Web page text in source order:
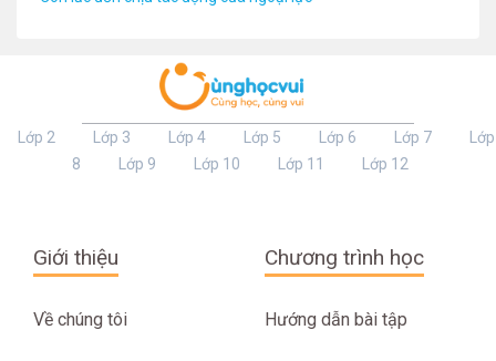
Lớp 2 Lớp 3 Lớp 4 Lớp 5 Lớp 6 Lớp 7
Lớp
8
Lớp 9 Lớp 10 Lớp 11 Lớp 12
Giới thiệu
Về chúng tôi
Chương trình học
Hướng dẫn bài tập